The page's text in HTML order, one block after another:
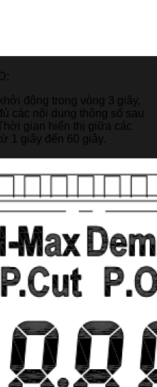
động trong vòng 3 giây,
các nội dung thông số sau
gian hiển thị giữa các
từ 1 giây đến 60 giây.